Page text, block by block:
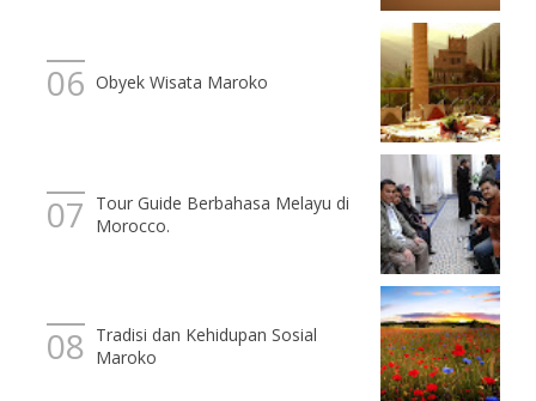
Obyek Wisata Maroko
Tour Guide Berbahasa Melayu di
Morocco.
Tradisi dan Kehidupan Sosial
Maroko